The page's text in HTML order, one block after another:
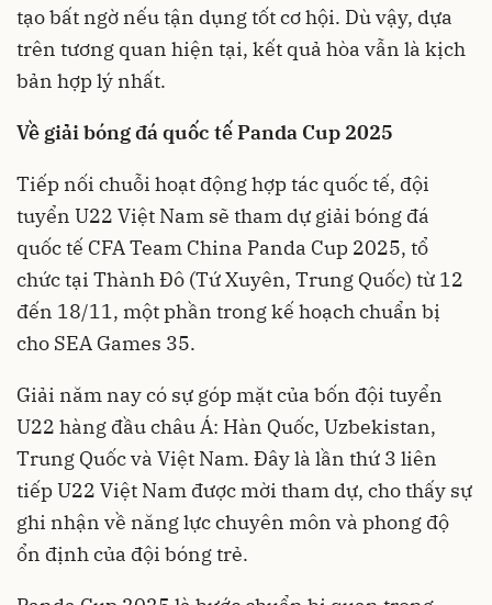
tạo bất ngờ nếu tận dụng tốt cơ hội. Dù vậy, dựa
trên tương quan hiện tại, kết quả hòa vẫn là kịch
bản hợp lý nhất.
Về giải bóng đá quốc tế Panda Cup 2025
Tiếp nối chuỗi hoạt động hợp tác quốc tế, đội
tuyển U22 Việt Nam sẽ tham dự giải bóng đá
quốc tế CFA Team China Panda Cup 2025, tổ
chức tại Thành Đô (Tứ Xuyên, Trung Quốc) từ 12
đến 18/11, một phần trong kế hoạch chuẩn bị
cho SEA Games 35.
Giải năm nay có sự góp mặt của bốn đội tuyển
U22 hàng đầu châu Á: Hàn Quốc, Uzbekistan,
Trung Quốc và Việt Nam. Đây là lần thứ 3 liên
tiếp U22 Việt Nam được mời tham dự, cho thấy sự
ghi nhận về năng lực chuyên môn và phong độ
ổn định của đội bóng trẻ.